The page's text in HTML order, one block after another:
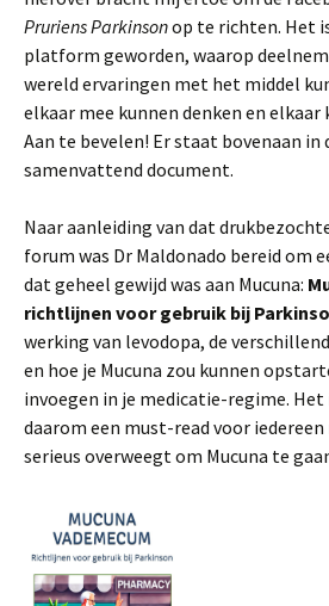
Pruriens Parkinsonop te richten. Het
platform geworden, waarop
wereld ervaringen met het middel
elkaar mee kunnen denken en elkaar
Aan te bevelen! Er staat bovenaan in
samenvattend document.
Naar aanleiding van dat
forum was Dr Maldonado bereid om
dat geheel gewijd was aan Mucuna:
richtlijnen voor gebruik bij
werking van levodopa, de
en hoe je Mucuna zou kunnen
invoegen in je medicatie-regime.
daarom een must-read voor
serieus overweegt om Mucuna te